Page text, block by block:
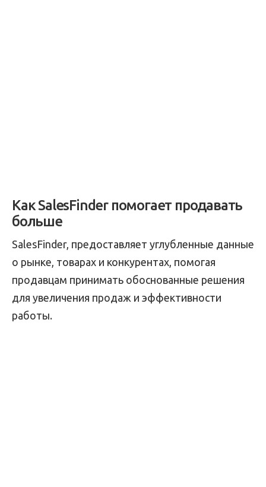
Как SalesFinder помогает продавать
больше
SalesFinder, предоставляет углубленные данные
о рынке, товарах и конкурентах, помогая
продавцам принимать обоснованные решения
для увеличения продаж и эффективности
работы.